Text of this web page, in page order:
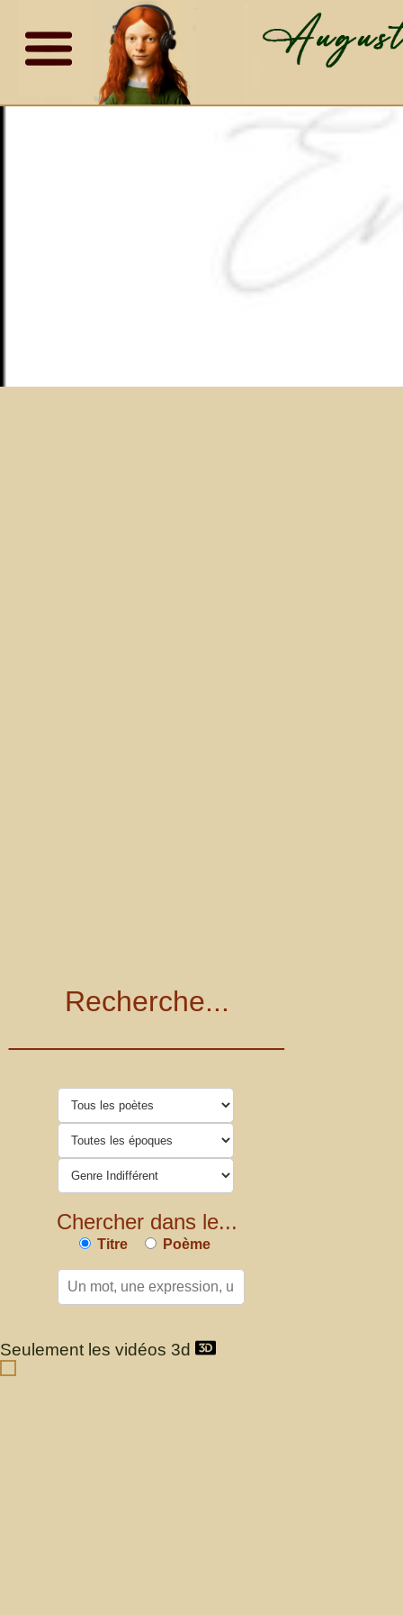
Recherche...
Chercher dans le...
Titre Poème
Seulement les vidéos 3d